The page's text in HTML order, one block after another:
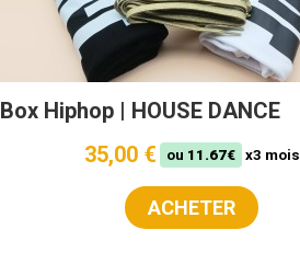
Box Hiphop | HOUSE DANCE
35,00 €
ou 11.67€ x3 mois
ACHETER